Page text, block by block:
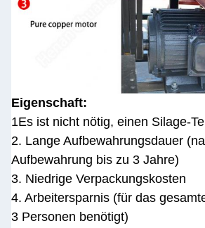
Eigenschaft:
1Es ist nicht nötig, einen Silage-
2. Lange Aufbewahrungsdauer
Aufbewahrung bis zu 3 Jahre)
3. Niedrige Verpackungskosten
4. Arbeitersparnis (für das
3 Personen benötigt)